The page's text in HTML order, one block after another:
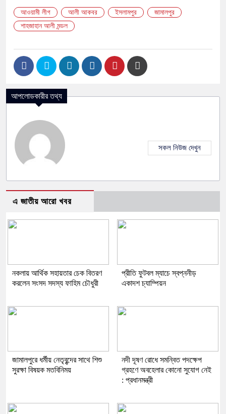
আওয়ামী লীগ আলী আকবর ইসলামপুর
জামালপুর
শাহজাহান আলী মন্ডল
আপলোডকারীর তথ্য
সকল নিউজ দেখুন
এ জাতীয় আরো খবর
নকলায় আর্থিক সহায়তার চেক বিতরণ
করলেন সংসদ সদস্য ফাহিম চৌধুরী
প্রীতি ফুটবল ম্যাচে স্বপ্ননীড়
একাদশ চ্যাম্পিয়ন
জামালপুরে ধর্মীয় নেতৃবৃন্দের সাথে শিশু
সুরক্ষা বিষয়ক মতবিনিময়
নদী দূষণ রোধে সমন্বিত পদক্ষেপ
গ্রহণে অবহেলার কোনো সুযোগ নেই
: প্রধানমন্ত্রী